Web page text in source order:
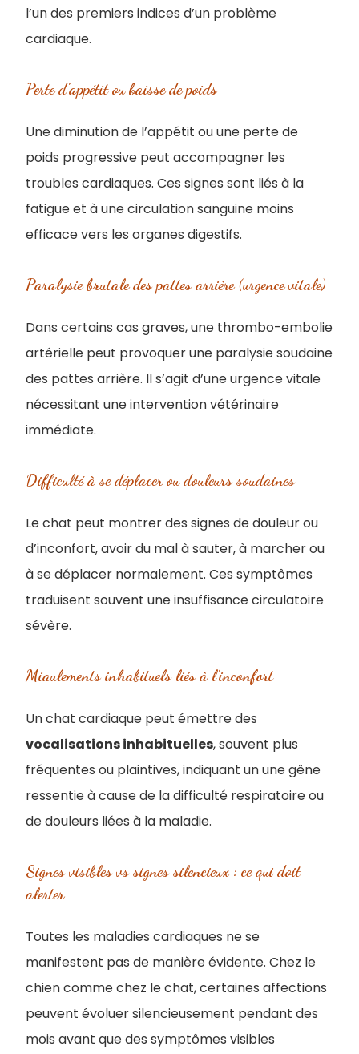
l’un des premiers indices d’un problème
cardiaque.
Perte d’appétit ou baisse de poids
Une diminution de l’appétit ou une perte de
poids progressive peut accompagner les
troubles cardiaques. Ces signes sont liés à la
fatigue et à une circulation sanguine moins
efficace vers les organes digestifs.
Paralysie brutale des pattes arrière (urgence vitale)
Dans certains cas graves, une thrombo-embolie
artérielle peut provoquer une paralysie soudaine
des pattes arrière. Il s’agit d’une urgence vitale
nécessitant une intervention vétérinaire
immédiate.
Difficulté à se déplacer ou douleurs soudaines
Le chat peut montrer des signes de douleur ou
d’inconfort, avoir du mal à sauter, à marcher ou
à se déplacer normalement. Ces symptômes
traduisent souvent une insuffisance circulatoire
sévère.
Miaulements inhabituels liés à l’inconfort
Un chat cardiaque peut émettre des
vocalisations inhabituelles, souvent plus
fréquentes ou plaintives, indiquant un une gêne
ressentie à cause de la difficulté respiratoire ou
de douleurs liées à la maladie.
Signes visibles vs signes silencieux : ce qui doit
alerter
Toutes les maladies cardiaques ne se
manifestent pas de manière évidente. Chez le
chien comme chez le chat, certaines affections
peuvent évoluer silencieusement pendant des
mois avant que des symptômes visibles